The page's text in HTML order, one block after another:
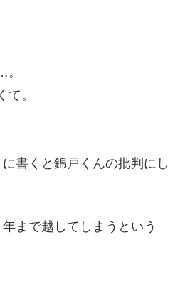
。
書くと錦戸くんの批判にし
まで越してしまうという